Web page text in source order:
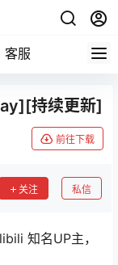
客服
持续更新]
前往下载
关注 私信
知名UP主，